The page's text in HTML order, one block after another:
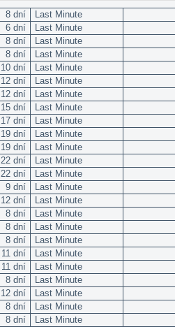
8 dní
Last Minute
6 dní
Last Minute
8 dní
Last Minute
8 dní
Last Minute
10 dní
Last Minute
12 dní
Last Minute
12 dní
Last Minute
15 dní
Last Minute
17 dní
Last Minute
19 dní
Last Minute
19 dní
Last Minute
22 dní
Last Minute
22 dní
Last Minute
9 dní
Last Minute
12 dní
Last Minute
8 dní
Last Minute
8 dní
Last Minute
8 dní
Last Minute
11 dní
Last Minute
11 dní
Last Minute
8 dní
Last Minute
12 dní
Last Minute
8 dní
Last Minute
8 dní
Last Minute